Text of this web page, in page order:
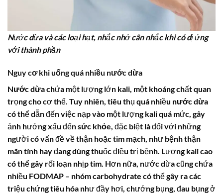
Nước dừa và các loại hạt, nhắc nhở cân nhắc khi có dị ứng
với thành phần
Nguy cơ khiuống quá nhiều nước dừa
Nước dừachứa một lượng lớn kali, một khoáng chất quan
trọng cho cơ thể. Tuy nhiên, tiêu thụ quá nhiều nước dừa
có thể dẫn đến việc nạp vào một lượng kali quá mức, gây
ảnh hưởng xấu đếnsức khỏe, đặc biệt là đối với những
người có vấn đề về thận hoặc tim mạch, như bệnh thận
mãn tính hay đang dùng thuốc điều trị bệnh. Lượng kali cao
có thể gây rối loạn nhịp tim. Hơn nữa, nước dừa cũng chứa
nhiều FODMAP – nhóm carbohydrate có thể gây ra các
triệu chứng tiêu hóa như đầy hơi, chướng bụng, đau bụng ở